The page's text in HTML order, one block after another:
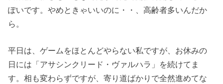
ぽいです。やめときゃいいのに・・、高齢者多いんだか
ら。
平日は、ゲームをほとんどやらない私ですが、お休みの
日には「アサシンクリード・ヴァルハラ」を続けてま
す。相も変わらずですが、寄り道ばかりで全然進めてな